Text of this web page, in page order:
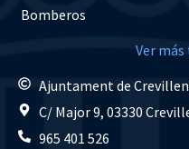
Bomberos
Ver
Ajuntament de
C/ Major 9, 03330
965 401 526